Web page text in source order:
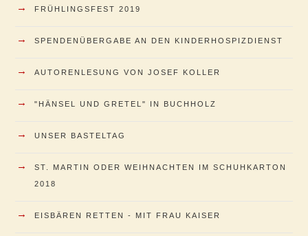
→ FRÜHLINGSFEST 2019
→ SPENDENÜBERGABE AN DEN KINDERHOSPIZDIENST
→ AUTORENLESUNG VON JOSEF KOLLER
→ "HÄNSEL UND GRETEL" IN BUCHHOLZ
→ UNSER BASTELTAG
→
ST. MARTIN ODER WEIHNACHTEN IM SCHUHKARTON
2018
→ EISBÄREN RETTEN - MIT FRAU KAISER